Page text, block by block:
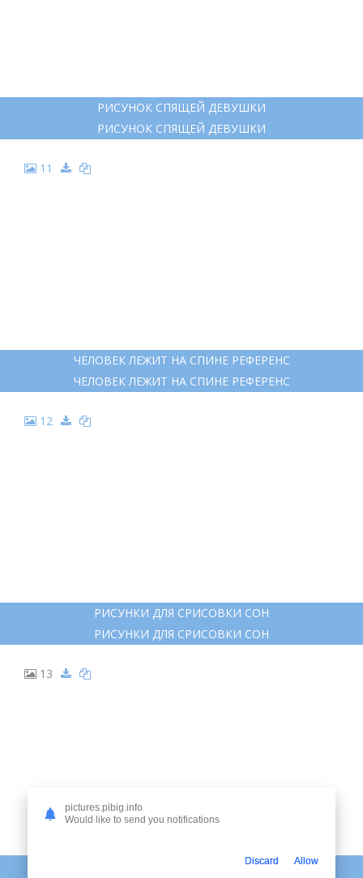
РИСУНОК СПЯЩЕЙ ДЕВУШКИ
РИСУНОК СПЯЩЕЙ ДЕВУШКИ
11
ЧЕЛОВЕК ЛЕЖИТ НА СПИНЕ РЕФЕРЕНС
ЧЕЛОВЕК ЛЕЖИТ НА СПИНЕ РЕФЕРЕНС
12
РИСУНКИ ДЛЯ СРИСОВКИ СОН
РИСУНКИ ДЛЯ СРИСОВКИ СОН
13
СПЯЩАЯ ЖЕНЩИНА КАРИКАТУРА
pictures.pibig.info
Would like to send you notifications
Discard Allow